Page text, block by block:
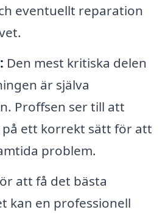
eventuellt reparation
Den mest kritiska delen
är själva
Proffsen ser till att
på ett korrekt sätt för att
problem.
att få det bästa
kan en professionell